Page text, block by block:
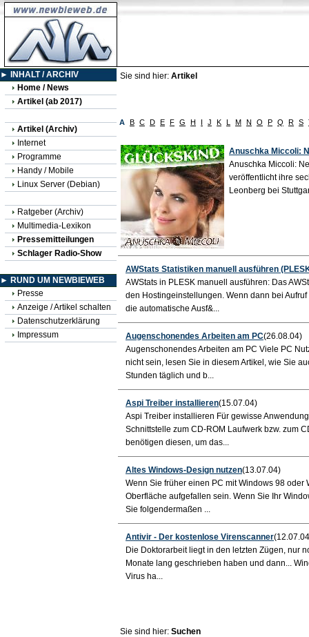
► INHALT / ARCHIV
Home / News
Artikel (ab 2017)
Artikel (Archiv)
Internet
Programme
Handy / Mobile
Linux Server (Debian)
Ratgeber (Archiv)
Multimedia-Lexikon
Pressemitteilungen
Schlager Radio-Show
► RUND UM NEWBIEWEB
Presse
Anzeige / Artikel schalten
Datenschutzerklärung
Impressum
Sie sind hier: Artikel
A B C D E F G H I J K L M N O P Q R S
Anuschka Miccoli:
Anuschka Miccoli:
veröffentlicht ihre
Leonberg bei
AWStats Statistiken manuell ausführen
AWStats in PLESK manuell ausführen: Das
den Hostingeinstellungen. Wenn dann bei
die automatische Ausf&...
Augenschonendes Arbeiten am PC(26.08.04)
Augenschonendes Arbeiten am PC Viele PC
nicht sein, lesen Sie in diesem Artikel, wie Sie
Stunden täglich und b...
Aspi Treiber installieren(15.07.04)
Aspi Treiber installieren Für gewisse
Schnittstelle zum CD-ROM Laufwerk bzw. zum
benötigen diesen, um das...
Altes Windows-Design nutzen(13.07.04)
Wenn Sie früher einen PC mit Windows 98
Oberfläche aufgefallen sein. Wenn Sie Ihr
Sie folgendermaßen ...
Antivir - Der kostenlose Virenscanner
Die Doktorarbeit liegt in den letzten Zügen, nur
Monate lang geschrieben haben und dann...
Virus ha...
Sie sind hier: Suchen